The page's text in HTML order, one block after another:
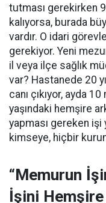
tutması gerekirken
kalıyorsa, burada
vardır. O idari
gerekiyor. Yeni
il veya ilçe sağlık
var? Hastanede 20
canı çıkıyor, ayda
yaşındaki hemşire
yapması gereken işi
kimseye, hiçbir
“Memurun
İşini Hemşire